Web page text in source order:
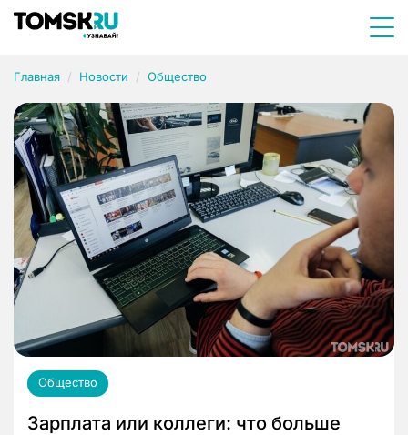
Главная Новости Общество
Общество
Зарплата или коллеги: что больше